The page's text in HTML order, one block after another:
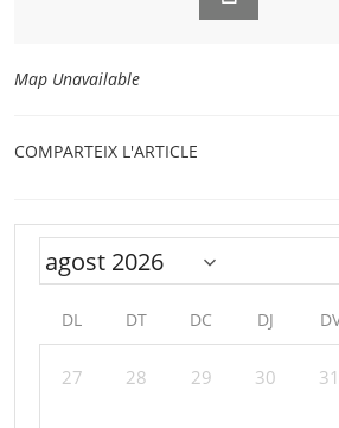
Map Unavailable
COMPARTEIX L'ARTICLE
DL DT DC DJ
27 28 29 30 31